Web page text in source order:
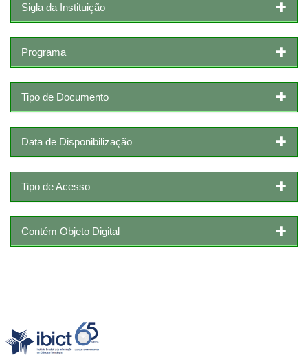
Sigla da Instituição
Programa
Tipo de Documento
Data de Disponibilização
Tipo de Acesso
Contém Objeto Digital